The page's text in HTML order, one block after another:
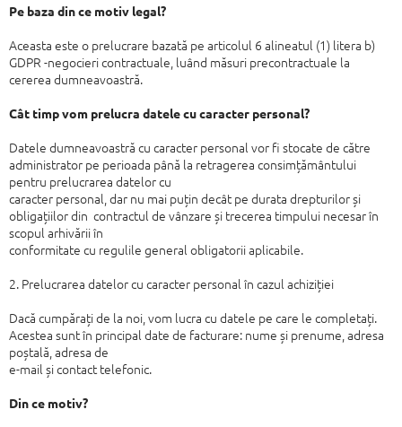
Pe baza din ce motiv legal?
Aceasta este o prelucrare bazată pe articolul 6 alineatul (1) litera b)
GDPR -negocieri contractuale, luând măsuri precontractuale la
cererea dumneavoastră.
Cât timp vom prelucra datele cu caracter personal?
Datele dumneavoastră cu caracter personal vor fi stocate de către
administrator pe perioada până la retragerea consimțământului
pentru prelucrarea datelor cu
caracter personal, dar nu mai puțin decât pe durata drepturilor și
obligațiilor din contractul de vânzare și trecerea timpului necesar în
scopul arhivării în
conformitate cu regulile general obligatorii aplicabile.
2. Prelucrarea datelor cu caracter personal în cazul achiziției
Dacă cumpărați de la noi, vom lucra cu datele pe care le completați.
Acestea sunt în principal date de facturare: nume și prenume, adresa
poștală, adresa de
e-mail și contact telefonic.
Din ce motiv?